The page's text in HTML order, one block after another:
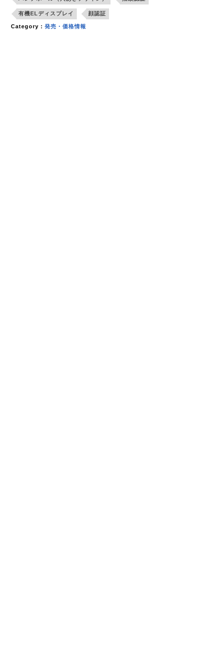
有機ELディスプレイ 顔認証
Category：発売・価格情報